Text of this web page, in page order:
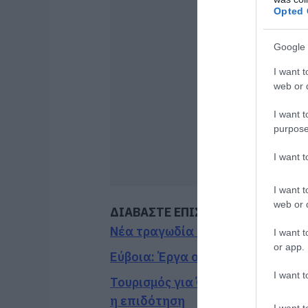
Opted
Google
I want
web or
I want
I want
I want
web or
I want
or app.
I want
ΔΙΑΒΑΣΤΕ ΕΠΙΣΗΣ
Νέα τραγωδία σε παραλία της
Εύβοια: Έργα οδοποιίας 2,4
Τουρισμός για Όλους 2026-
η επιδότηση